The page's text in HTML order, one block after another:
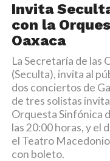
Invita
con la
Oaxaca
La Secretaría de las
(Seculta), invita al
dos conciertos de
de tres solistas
Orquesta Sinfónica
las 20:00 horas, y el
el Teatro
con boleto.